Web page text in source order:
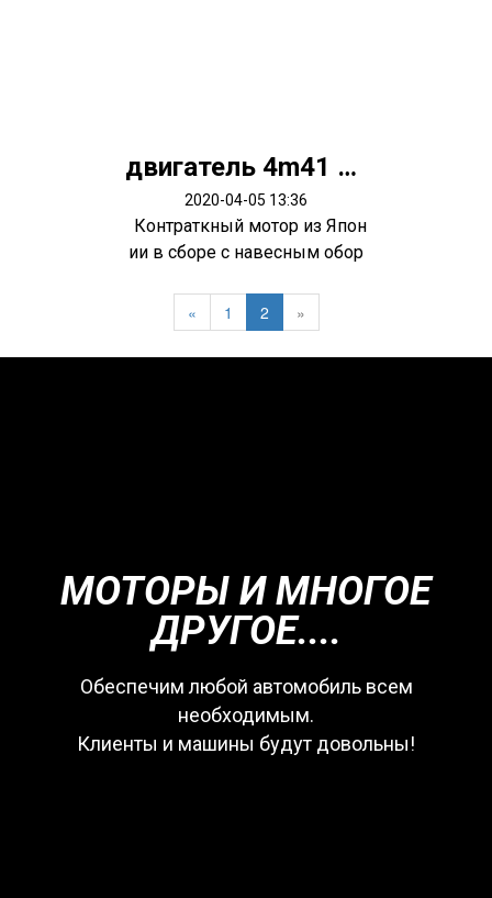
двигатель 4m41 Pajero 3
2020-04-05 13:36
Контраткный мотор из Япон
ии в сборе с навесным обор
« 1 2 »
МОТОРЫ И МНОГОЕ
ДРУГОЕ....
Обеспечим любой автомобиль всем
необходимым.
Клиенты и машины будут довольны!